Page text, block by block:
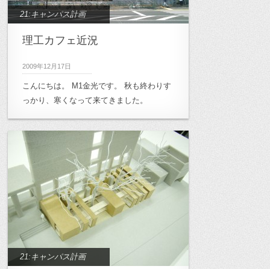
21:キャンパス計画
理工カフェ近況
2009年12月17日
こんにちは。 M1金光です。 秋も終わりす
っかり、寒くなって来てきました。
21:キャンパス計画